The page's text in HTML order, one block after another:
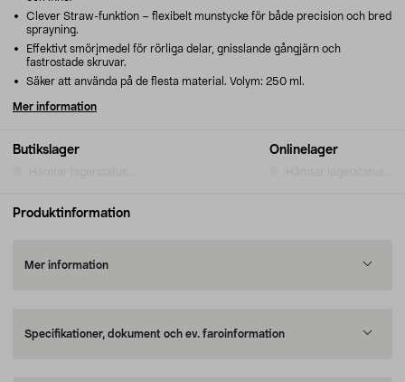
Butikslager Onlinelager
Clever Straw-funktion – flexibelt munstycke för både precision och bred
sprayning.
Effektivt smörjmedel för rörliga delar, gnisslande gångjärn och
fastrostade skruvar.
Säker att använda på de flesta material. Volym: 250 ml.
Mer information
Produktinformation
Mer information
Specifikationer, dokument och ev. faroinformation